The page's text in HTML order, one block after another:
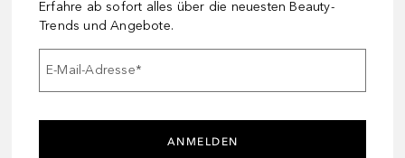
Erfahre ab sofort alles über die neuesten Beauty-
Trends und Angebote.
E-Mail-Adresse*
ANMELDEN